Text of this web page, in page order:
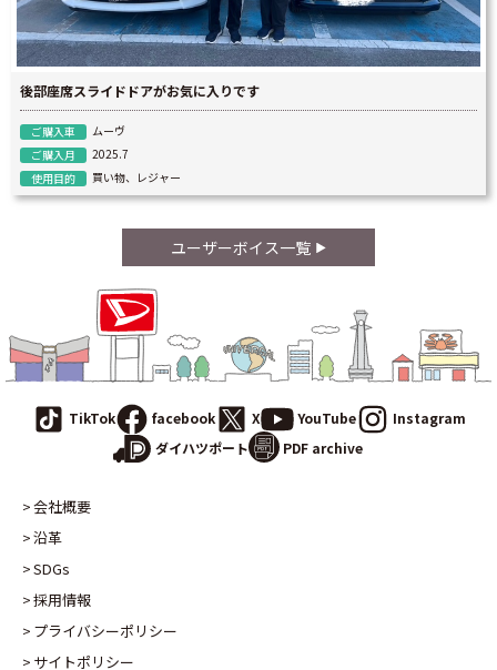
後部座席スライドドアがお気に入りです
ご購入車
ムーヴ
ご購入月
2025.7
使用目的
買い物、レジャー
ユーザーボイス一覧
TikTok facebook X YouTube
Instagram
ダイハツポート
PDF archive
会社概要
沿革
SDGs
採用情報
プライバシーポリシー
サイトポリシー